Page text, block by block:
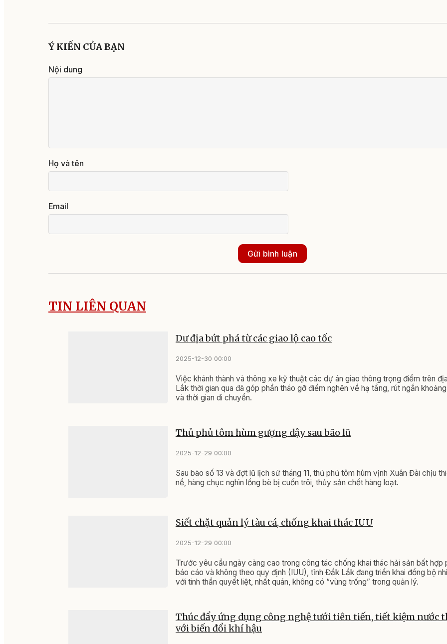
Ý KIẾN CỦA BẠN
Nội dung
Họ và tên
Email
Gửi bình luận
TIN LIÊN QUAN
Dư địa bứt phá từ các giao lộ cao tốc
2025-12-30 00:00
Việc khánh thành và thông xe kỹ thuật các dự án giao thông trọng điểm trên
Lắk thời gian qua đã góp phần tháo gỡ điểm nghẽn về hạ tầng, rút ngắn
và thời gian di chuyển.
Thủ phủ tôm hùm gượng dậy sau bão lũ
2025-12-29 00:00
Sau bão số 13 và đợt lũ lịch sử tháng 11, thủ phủ tôm hùm vịnh Xuân Đài chịu
nề, hàng chục nghìn lồng bè bị cuốn trôi, thủy sản chết hàng loạt.
Siết chặt quản lý tàu cá, chống khai thác IUU
2025-12-29 00:00
Trước yêu cầu ngày càng cao trong công tác chống khai thác hải sản bất hợp
báo cáo và không theo quy định (IUU), tỉnh Đắk Lắk đang triển khai đồng bộ
với tinh thần quyết liệt, nhất quán, không có “vùng trống” trong quản lý.
Thúc đẩy ứng dụng công nghệ tưới tiên tiến, tiết kiệm nước
với biến đổi khí hậu